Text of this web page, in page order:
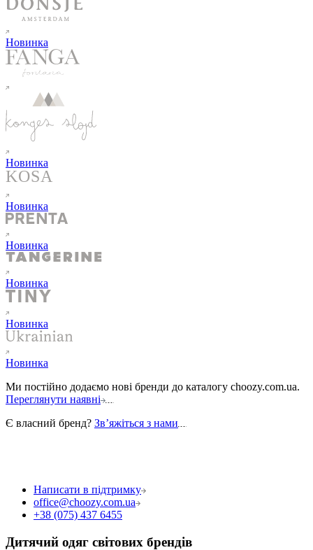
Новинка
Новинка
Новинка
Новинка
Новинка
Новинка
Новинка
Ми постійно додаємо нові бренди до каталогу choozy.com.ua.
Переглянути наявні
Є власний бренд? Звʼяжіться з нами
Написати в підтримку
office@choozy.com.ua
+38 (075) 437 6455
Дитячий одяг світових брендів